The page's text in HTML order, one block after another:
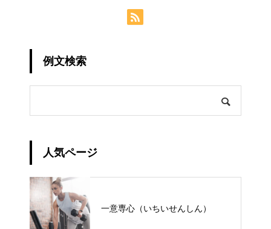
例文検索
人気ページ
一意専心（いちいせんしん）